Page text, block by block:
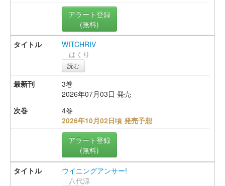
アラート登録
(無料)
WITCHRIV
はくり
読む
3巻
2026年07月03日 発売
4巻
2026年10月02日頃 発売予想
アラート登録
(無料)
ウイニングアンサー!
八代涼